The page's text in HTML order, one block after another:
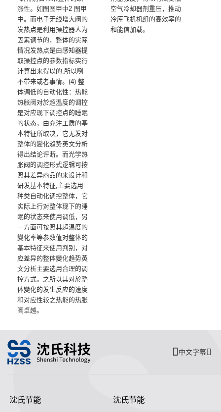
涨性。如图图甲中2 图甲
中。而电子无线增大阀的
发热点是利用操控器人为
因素调节的，整体的实际
情况发热点是由感知器提
取操控点的参数指标实行
计算出来得以的,所以咧
不带来或者事情。(4) 整
体调低的自动化性：热能
热胀阀对於超温度的调控
是对应现下调控点的睡眠
的状态，由充注工质的基
本特征所取决，它无发对
整体的變化趋势英文分析
得出结论评断。而光学热
胀阀的调控形式逻辑可按
照其差异商品的来设计和
研发基本特征,主要选用
种类自动化调控整体，它
实际上行对整体现下的睡
眠的状态来使用调低，另
一方面可按照其超温度的
變化率等参数值对整体的
基本特征来使用判别，对
应差异的整体變化趋势英
文分析主要选用合理的调
控方式。之所以其对於整
体變化的发生反应的速度
和对应性较之热能的热胀
阀卓越。
空气冷却器剂重压，推动
冷库飞机机组的高效率的
和能信加载。
中文字幕
沈氏节能 沈氏节能